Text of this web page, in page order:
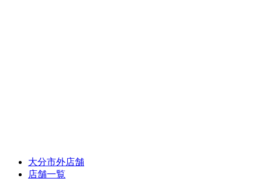
大分市外店舗
店舗一覧